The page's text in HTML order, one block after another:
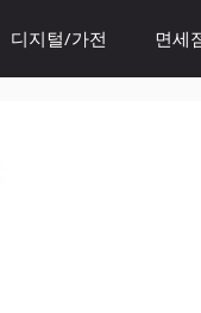
디지털/가전 면세